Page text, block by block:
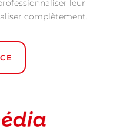
leur
complètement.